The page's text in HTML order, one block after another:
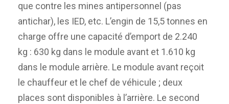
que contre les mines antipersonnel (pas
antichar), les IED, etc. L’engin de 15,5 tonnes en
charge offre une capacité d’emport de 2.240
kg : 630 kg dans le module avant et 1.610 kg
dans le module arrière. Le module avant reçoit
le chauffeur et le chef de véhicule ; deux
places sont disponibles à l’arrière. Le second